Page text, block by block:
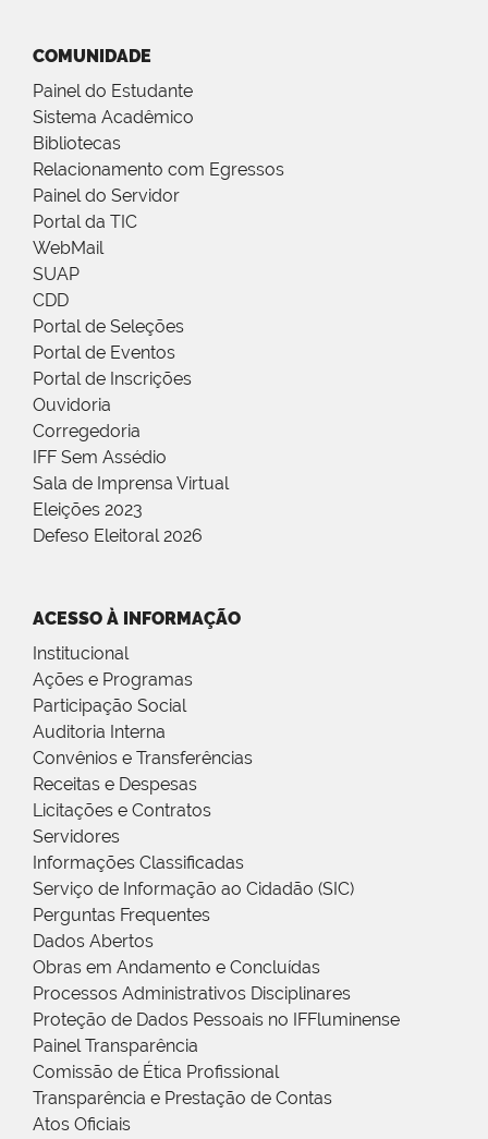
COMUNIDADE
Painel do Estudante
Sistema Acadêmico
Bibliotecas
Relacionamento com Egressos
Painel do Servidor
Portal da TIC
WebMail
SUAP
CDD
Portal de Seleções
Portal de Eventos
Portal de Inscrições
Ouvidoria
Corregedoria
IFF Sem Assédio
Sala de Imprensa Virtual
Eleições 2023
Defeso Eleitoral 2026
ACESSO À INFORMAÇÃO
Institucional
Ações e Programas
Participação Social
Auditoria Interna
Convênios e Transferências
Receitas e Despesas
Licitações e Contratos
Servidores
Informações Classificadas
Serviço de Informação ao Cidadão (SIC)
Perguntas Frequentes
Dados Abertos
Obras em Andamento e Concluídas
Processos Administrativos Disciplinares
Proteção de Dados Pessoais no IFFluminense
Painel Transparência
Comissão de Ética Profissional
Transparência e Prestação de Contas
Atos Oficiais